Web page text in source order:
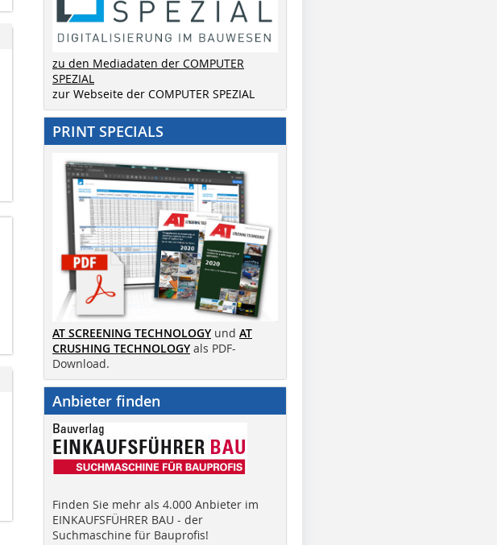
zu den Mediadaten der COMPUTER
SPEZIAL
zur Webseite der COMPUTER SPEZIAL
PRINT SPECIALS
AT SCREENING TECHNOLOGY und AT
CRUSHING TECHNOLOGY als PDF-
Download.
Anbieter finden
Finden Sie mehr als 4.000 Anbieter im
EINKAUFSFÜHRER BAU - der
Suchmaschine für Bauprofis!